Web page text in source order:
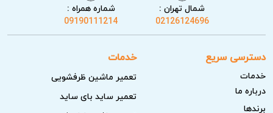
نکات مهم قبل از درخواست تعمیر لوازم خانگی
ایندزیت
قبل از ثبت درخواست تعمیر لوازم خانگی ایندزیت، بهتر است چند
بررسی ساده انجام دهید تا شاید مشکل کوچک حل شود و نیاز به
شمال تهران :
02126124696
شماره همراه :
09190111214
دسترسی سریع
خدمات
درباره ما
برندها
خدمات
تعمیر ماشین ظرفشویی
تعمیر ساید بای ساید